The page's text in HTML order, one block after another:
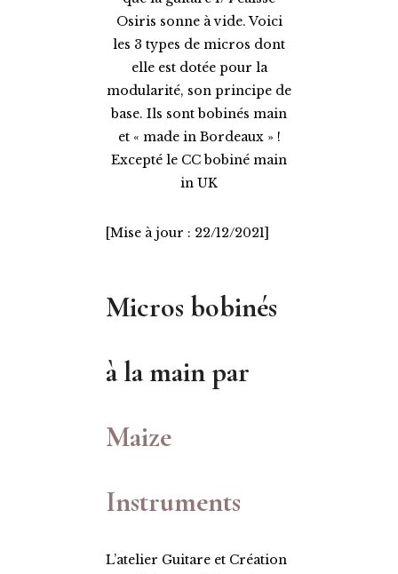
Osiris sonne à vide.Voici
les 3 types de micros dont
elle est dotée pour la
modularité, son principe de
base. Ils sont bobinés main
et « made in Bordeaux » !
Excepté le CC bobiné main
in UK
[Mise à jour : 22/12/2021]
Micros bobinés
à la main par
Maize
Instruments
L’atelier Guitare et Création